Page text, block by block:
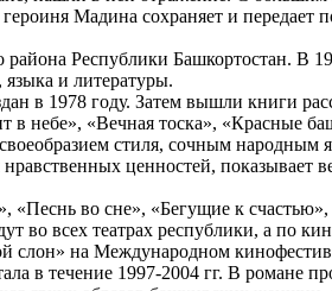
Мадина сохраняет и
района Республики Башкортостан. В
языка и литературы.
в 1978 году. Затем вышли книги
небе», «Вечная тоска», «Красные
стиля, сочным народным
ценностей, показывает
«Песнь во сне», «Бегущие к
во всех театрах республики, а по
слон» на Международном
в течение 1997-2004 гг. В романе